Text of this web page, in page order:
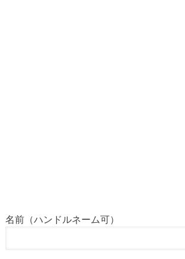
名前（ハンドルネーム可）